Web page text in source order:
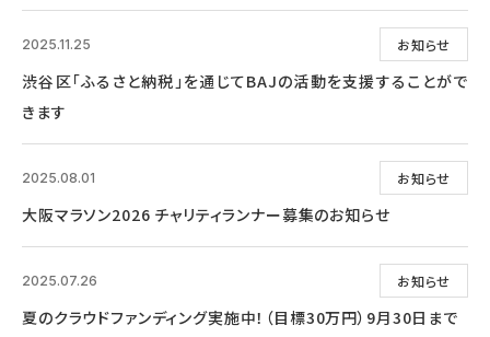
お知らせ
2025.11.25
渋谷区「ふるさと納税」を通じてBAJの活動を支援することがで
きます
お知らせ
2025.08.01
大阪マラソン2026 チャリティランナー募集のお知らせ
お知らせ
2025.07.26
夏のクラウドファンディング実施中！（目標30万円）9月30日まで